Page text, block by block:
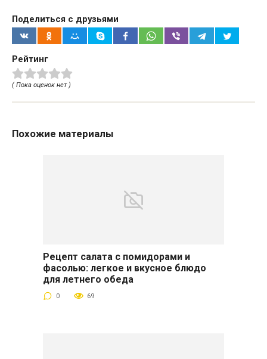
Поделиться с друзьями
Рейтинг
( Пока оценок нет )
Похожие материалы
Рецепт салата с помидорами и
фасолью: легкое и вкусное блюдо
для летнего обеда
0 69